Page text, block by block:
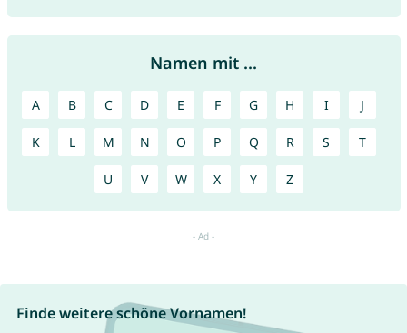
Namen mit ...
A B C D E F G H I J
K L M N O P Q R S T
U V W X Y Z
Finde weitere schöne Vornamen!